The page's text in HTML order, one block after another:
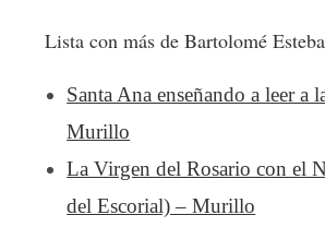
Lista con más de Bartolomé
Santa Ana enseñando a leer a
Murillo
La Virgen del Rosario con el
del Escorial) – Murillo